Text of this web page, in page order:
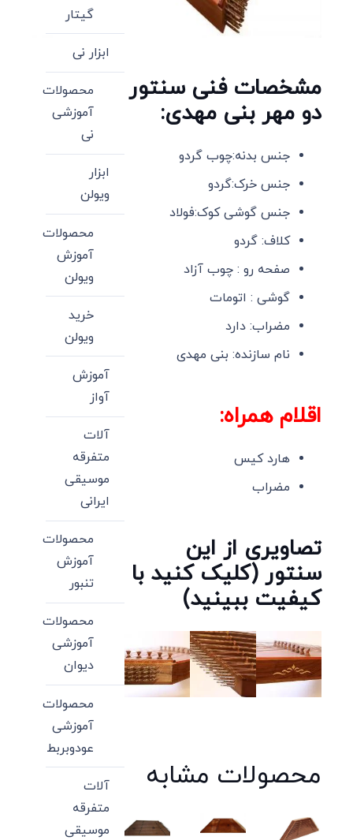
مشخصات فنی سنتور
دو مهر بنی مهدی:
جنس بدنه:چوب گردو
جنس خرک:گردو
جنس گوشی کوک:فولاد
کلاف: گردو
صفحه رو : چوب آزاد
گوشی : اتومات
مضراب: دارد
نام سازنده: بنی مهدی
اقلام همراه:
هارد کیس
مضراب
تصاویری از این
سنتور (کلیک کنید با
کیفیت ببینید)
محصولات مشابه
گیتار
ابزار نی
محصولات
آموزشی
نی
ابزار
ویولن
محصولات
آموزش
ویولن
خرید
ویولن
آموزش
آواز
آلات
متفرقه
موسیقی
ایرانی
محصولات
آموزش
تنبور
محصولات
آموزشی
دیوان
محصولات
آموزشی
عودوبربط
آلات
متفرقه
موسیقی